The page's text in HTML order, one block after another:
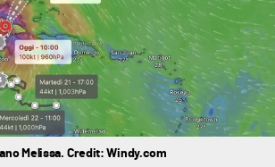
Melissa. Credit: Windy.com